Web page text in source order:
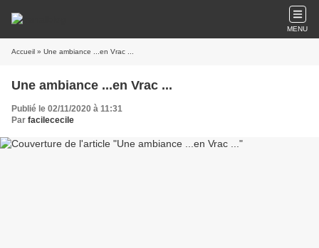
MENU
Accueil » Une ambiance ...en Vrac ...
Une ambiance ...en Vrac ...
Publié le 02/11/2020 à 11:31
Par facilececile